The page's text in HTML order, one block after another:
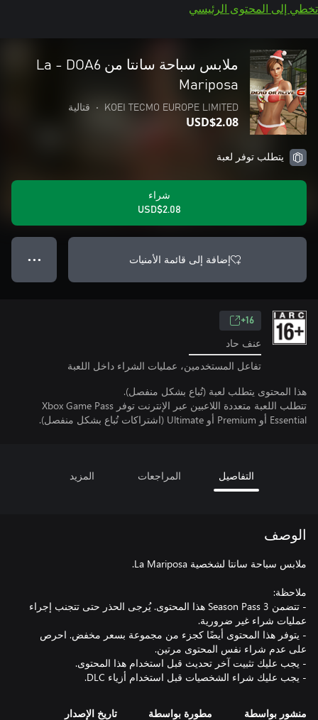
تخطي إلى المحتوى الرئيسي
ملابس سباحة سانتا من DOA6‏ - La
Mariposa
KOEI TECMO EUROPE LIMITED
• قتالية
USD$2.08
يتطلب توفر لعبة
شراء
USD$2.08
إضافة إلى قائمة الأمنيات ● ● ●
16+
عنف حاد
تفاعل المستخدمين، عمليات الشراء داخل اللعبة
هذا المحتوى يتطلب لعبة (تُباع بشكل منفصل).
تتطلب اللعبة متعددة اللاعبين عبر الإنترنت توفر Xbox Game Pass
Essential أو Premium أو Ultimate (اشتراكات تُباع بشكل منفصل).
التفاصيل المراجعات المزيد
الوصف
- تتضمن Season Pass 3 هذا المحتوى. يُرجى الحذر حتى تتجنب إجراء
- يتوفر هذا المحتوى أيضًا كجزء من مجموعة بسعر مخفض. احرص
- يجب عليك شراء الشخصيات قبل استخدام أزياء DLC.
منشور بواسطة مطورة بواسطة تاريخ الإصدار